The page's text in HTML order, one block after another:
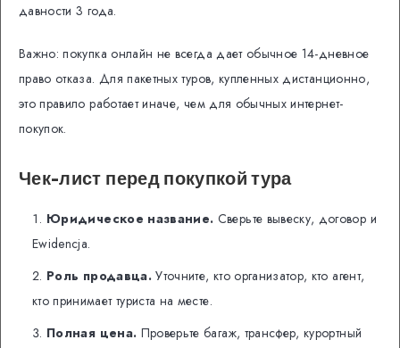
давности 3 года.
Важно: покупка онлайн не всегда дает обычное 14-дневное
право отказа. Для пакетных туров, купленных дистанционно,
это правило работает иначе, чем для обычных интернет-
покупок.
Чек-лист перед покупкой тура
Юридическое название. Сверьте вывеску, договор и
Ewidencja.
Роль продавца.Уточните, кто организатор, кто агент,
кто принимает туриста на месте.
Полная цена. Проверьте багаж, трансфер, курортный